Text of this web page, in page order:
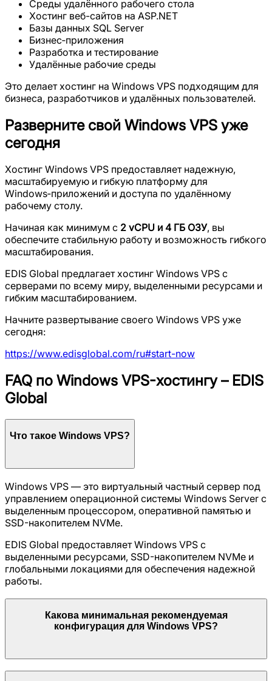
Среды удалённого рабочего стола
Хостинг веб-сайтов на ASP.NET
Базы данных SQL Server
Бизнес‑приложения
Разработка и тестирование
Удалённые рабочие среды
Это делает хостинг на Windows VPS подходящим для
бизнеса, разработчиков и удалённых пользователей.
Разверните свой Windows VPS уже
сегодня
Хостинг Windows VPS предоставляет надежную,
масштабируемую и гибкую платформу для
Windows‑приложений и доступа по удалённому
рабочему столу.
Начиная как минимум с 2 vCPU и 4 ГБ ОЗУ, вы
обеспечите стабильную работу и возможность гибкого
масштабирования.
EDIS Global предлагает хостинг Windows VPS с
серверами по всему миру, выделенными ресурсами и
гибким масштабированием.
Начните развертывание своего Windows VPS уже
сегодня:
https://www.edisglobal.com/ru#start-now
FAQ по Windows VPS-хостингу – EDIS
Global
Что такое Windows VPS?
Windows VPS — это виртуальный частный сервер под
управлением операционной системы Windows Server с
выделенным процессором, оперативной памятью и
SSD-накопителем NVMe.
EDIS Global предоставляет Windows VPS с
выделенными ресурсами, SSD-накопителем NVMe и
глобальными локациями для обеспечения надежной
работы.
Какова минимальная рекомендуемая
конфигурация для Windows VPS?